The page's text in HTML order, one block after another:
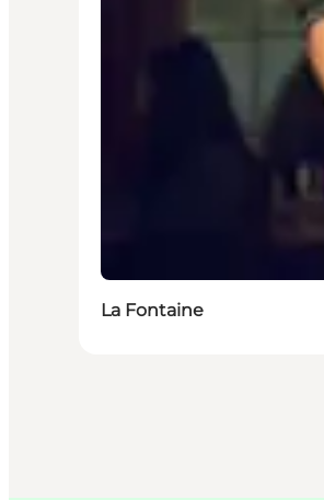
La Fontaine